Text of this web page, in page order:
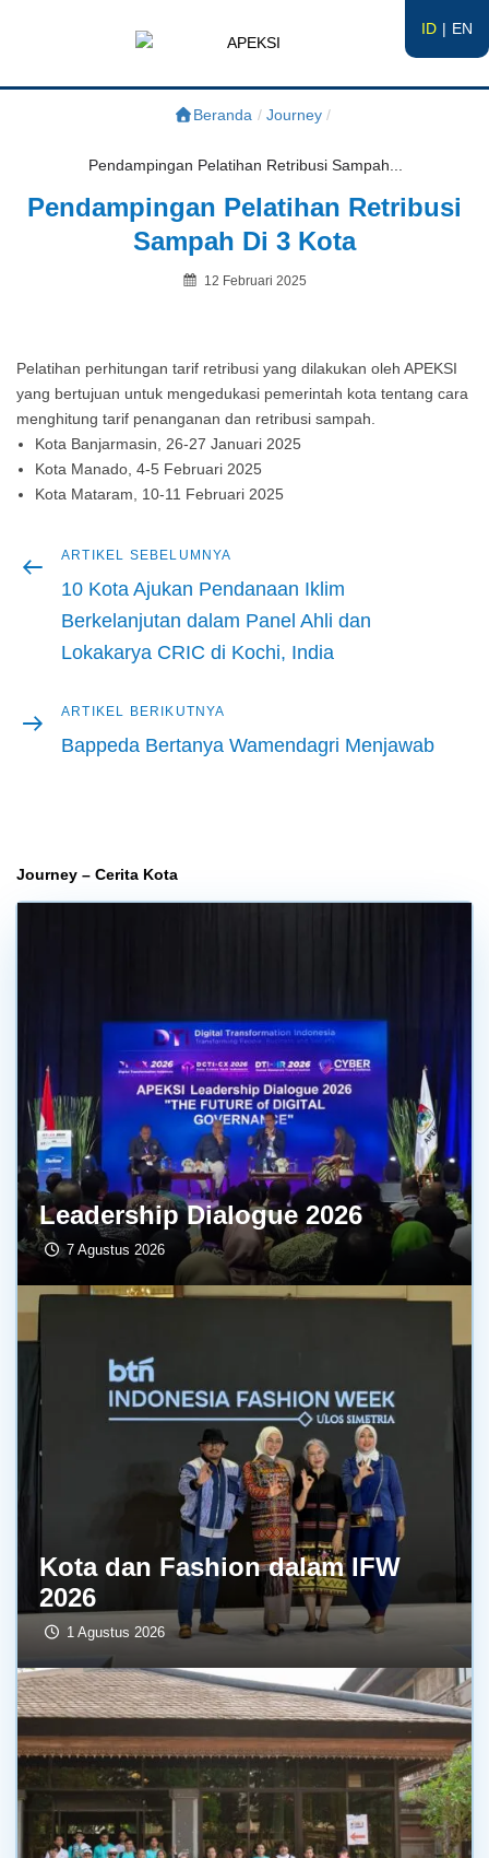
ID EN
APEKSI
Beranda / Journey /
Pendampingan Pelatihan Retribusi Sampah...
Pendampingan Pelatihan Retribusi
Sampah Di 3 Kota
Posted
12 Februari 2025
Pelatihan perhitungan tarif retribusi yang dilakukan oleh APEKSI
yang bertujuan untuk mengedukasi pemerintah kota tentang cara
menghitung tarif penanganan dan retribusi sampah.
Kota Banjarmasin, 26-27 Januari 2025
Kota Manado, 4-5 Februari 2025
Kota Mataram, 10-11 Februari 2025
Navigasi
pos
Artikel
sebelumnya
ARTIKEL SEBELUMNYA
10 Kota Ajukan Pendanaan Iklim
Berkelanjutan dalam Panel Ahli dan
Lokakarya CRIC di Kochi, India
Artikel
berikutnya
ARTIKEL BERIKUTNYA
Bappeda Bertanya Wamendagri Menjawab
Journey – Cerita Kota
Leadership Dialogue 2026
7 Agustus 2026
Kota dan Fashion dalam IFW
2026
1 Agustus 2026